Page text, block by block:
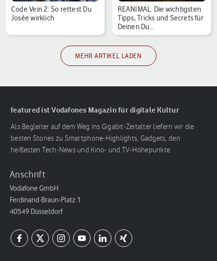
Code Vein 2: So rettest Du
Josèe wirklich
REANIMAL: Die wichtigsten
Tipps, Tricks und Secrets für
Deinen Du…
MEHR ARTIKEL LADEN
featured ist Vodafones Magazin für digitale Kultur
Als Begleiter auf dem Weg ins Gigabit-Zeitalter liefern wir die
besten Stories zu Smartphone-Highlights, Gadgets, den
heißesten Tech-News und Kino- und TV-Höhepunkte.
Anschrift
Vodafone GmbH
Ferdinand-Braun-Platz 1
40549 Düsseldorf